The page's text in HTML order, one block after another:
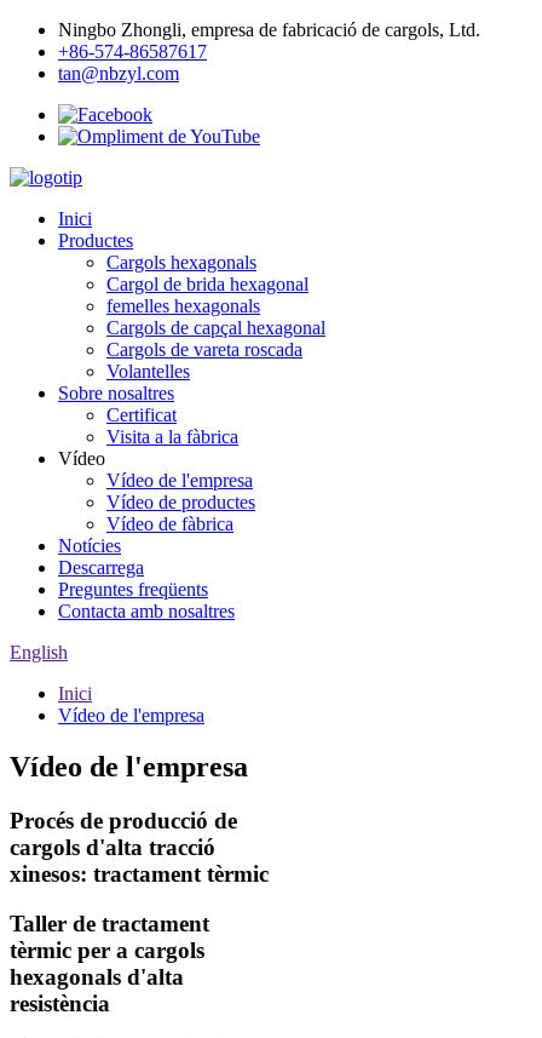
Ningbo Zhongli, empresa de fabricació de cargols, Ltd.
+86-574-86587617
tan@nbzyl.com
Inici
Productes
Cargols hexagonals
Cargol de brida hexagonal
femelles hexagonals
Cargols de capçal hexagonal
Cargols de vareta roscada
Volantelles
Sobre nosaltres
Certificat
Visita a la fàbrica
Vídeo
Vídeo de l'empresa
Vídeo de productes
Vídeo de fàbrica
Notícies
Descarrega
Preguntes freqüents
Contacta amb nosaltres
English
Inici
Vídeo de l'empresa
Vídeo de l'empresa
Procés de producció de
cargols d'alta tracció
xinesos: tractament tèrmic
Taller de tractament
tèrmic per a cargols
hexagonals d'alta
resistència